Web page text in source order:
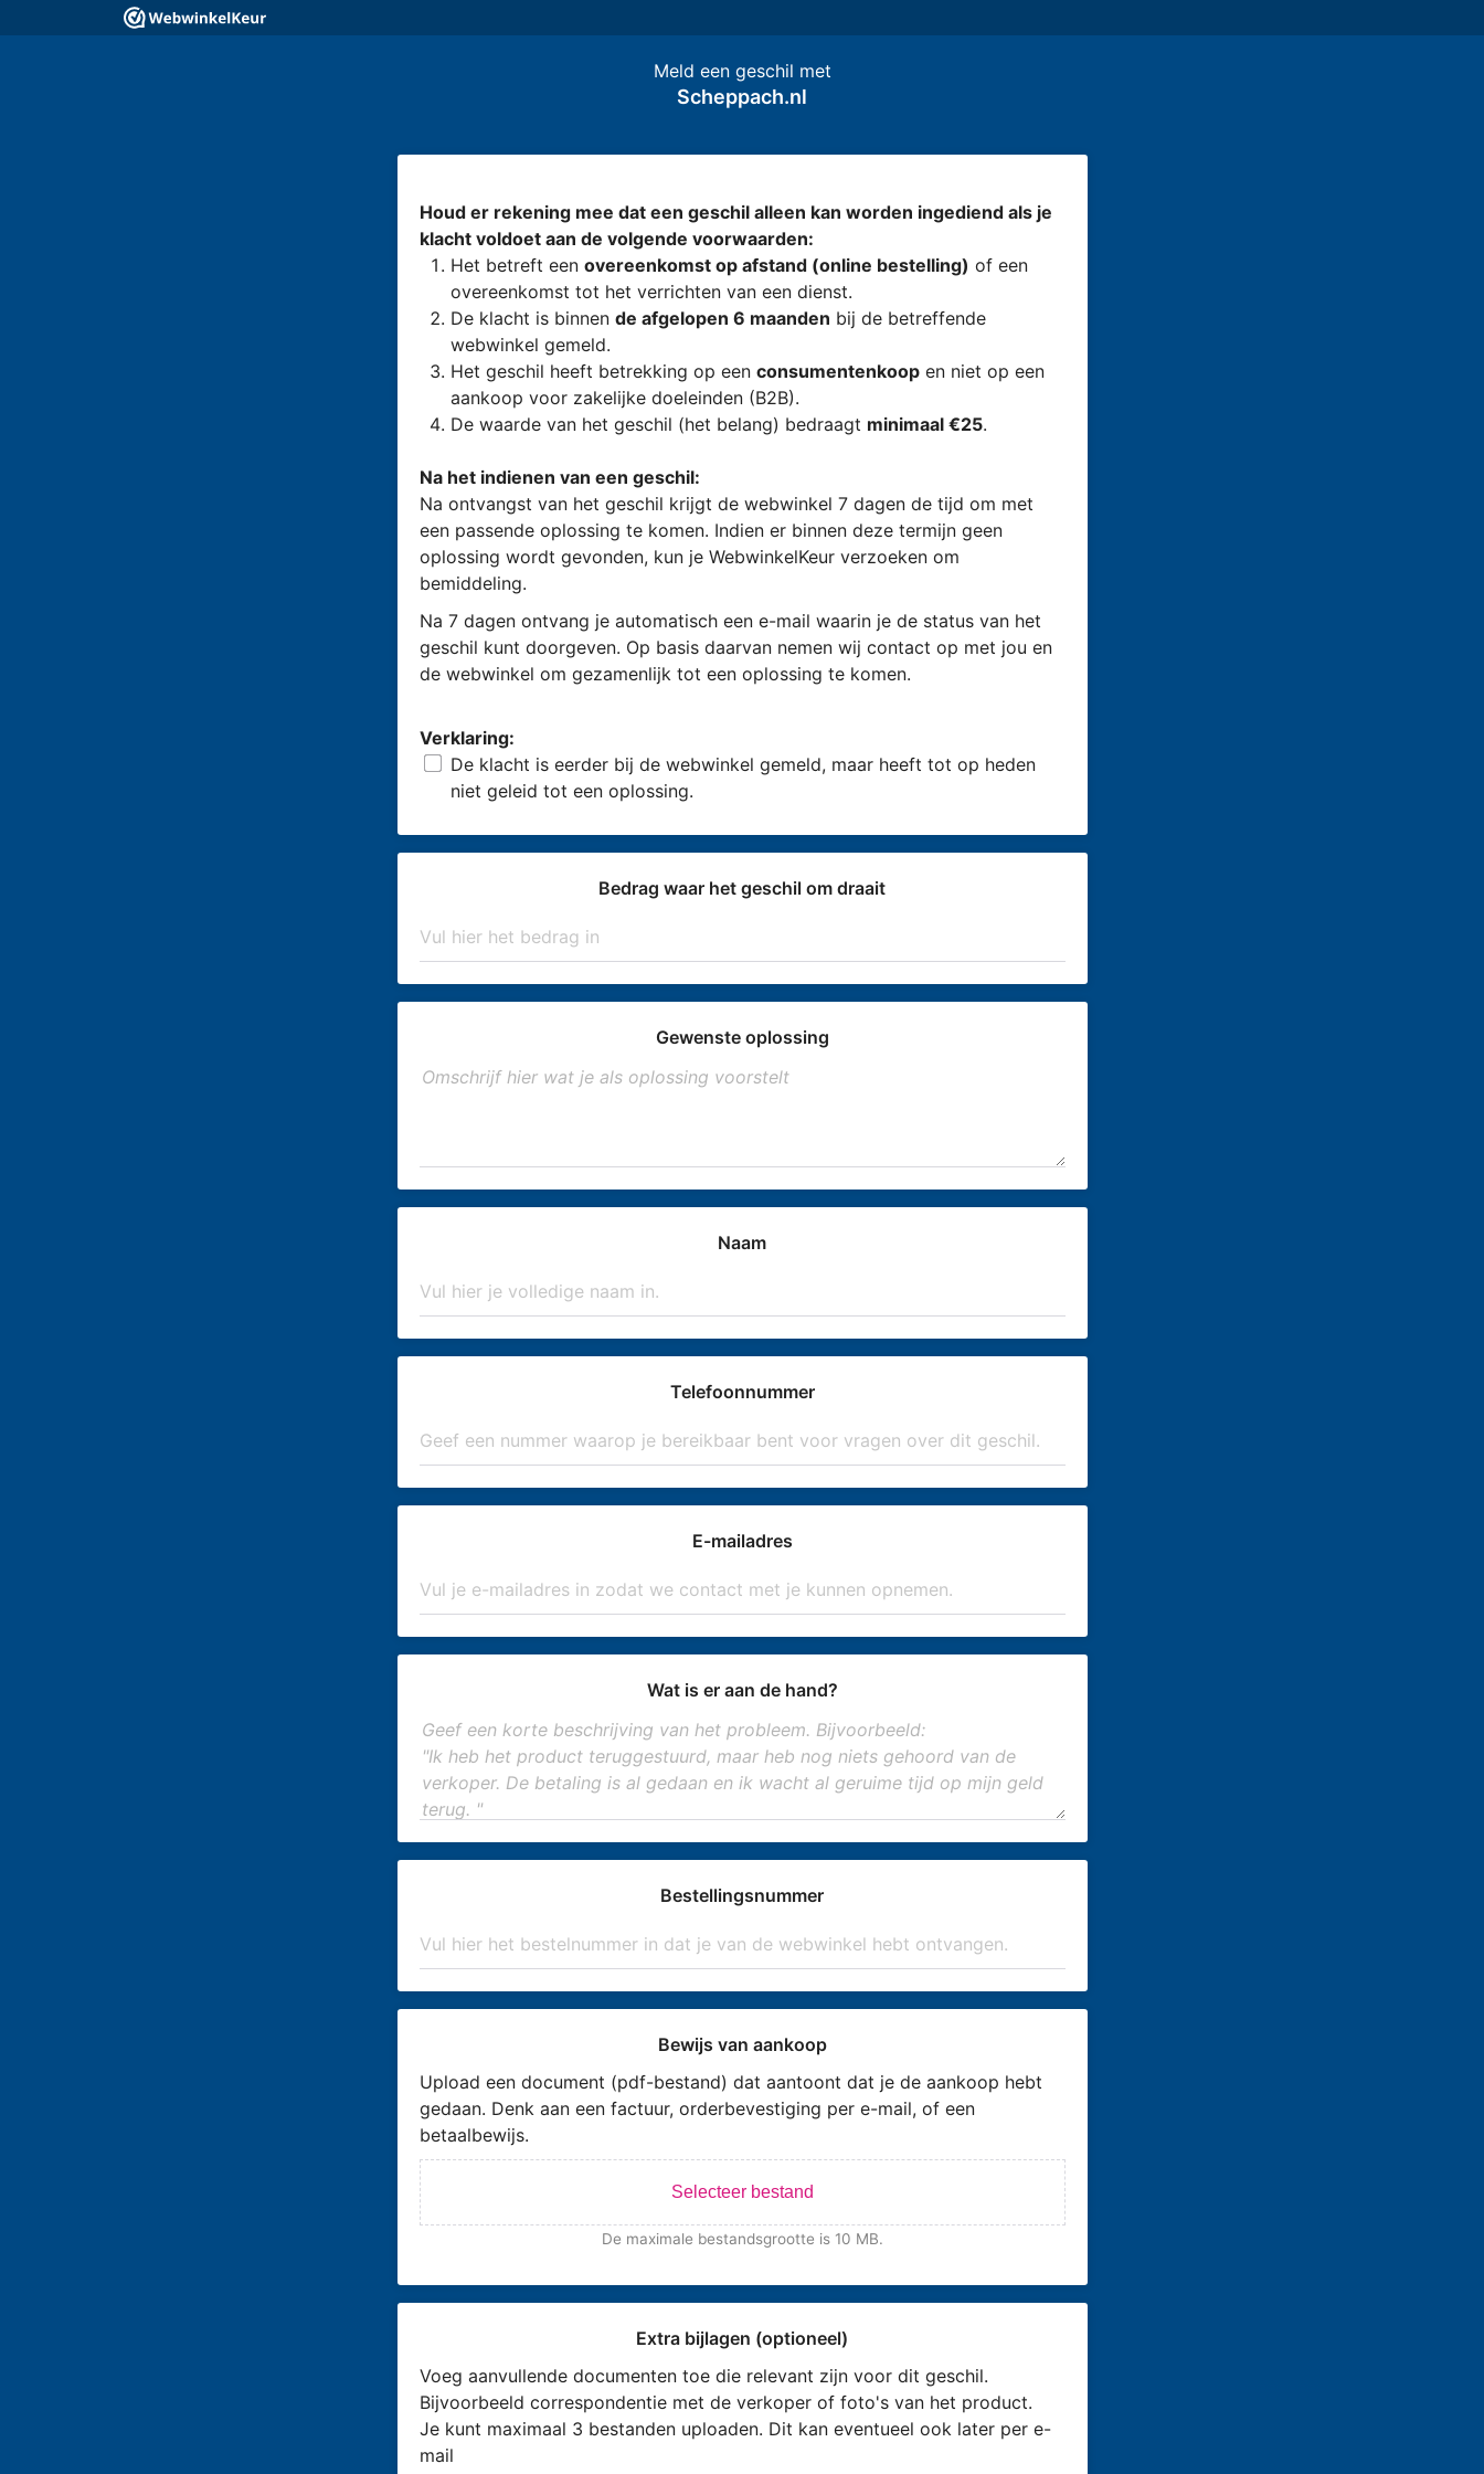
Meld een geschil met
Scheppach.nl
Houd er rekening mee dat een geschil alleen kan worden ingediend als je
klacht voldoet aan de volgende voorwaarden:
Het betreft een overeenkomst op afstand (online bestelling) of een
overeenkomst tot het verrichten van een dienst.
De klacht is binnen de afgelopen 6 maanden bij de betreffende
webwinkel gemeld.
Het geschil heeft betrekking op een consumentenkoopen niet op een
aankoop voor zakelijke doeleinden (B2B).
De waarde van het geschil (het belang) bedraagt minimaal €25.
Na het indienen van een geschil:
Na ontvangst van het geschil krijgt de webwinkel 7 dagen de tijd om met
een passende oplossing te komen. Indien er binnen deze termijn geen
oplossing wordt gevonden, kun je WebwinkelKeur verzoeken om
bemiddeling.
Na 7 dagen ontvang je automatisch een e-mail waarin je de status van het
geschil kunt doorgeven. Op basis daarvan nemen wij contact op met jou en
de webwinkel om gezamenlijk tot een oplossing te komen.
Verklaring:
De klacht is eerder bij de webwinkel gemeld, maar heeft tot op heden
niet geleid tot een oplossing.
Bedrag waar het geschil om draait
Gewenste oplossing
Naam
Telefoonnummer
E-mailadres
Wat is er aan de hand?
Bestellingsnummer
Bewijs van aankoop
Upload een document (pdf-bestand) dat aantoont dat je de aankoop hebt
gedaan. Denk aan een factuur, orderbevestiging per e-mail, of een
betaalbewijs.
Selecteer bestand
De maximale bestandsgrootte is 10 MB.
Extra bijlagen (optioneel)
Voeg aanvullende documenten toe die relevant zijn voor dit geschil.
Bijvoorbeeld correspondentie met de verkoper of foto's van het product.
Je kunt maximaal 3 bestanden uploaden. Dit kan eventueel ook later per e-
mail